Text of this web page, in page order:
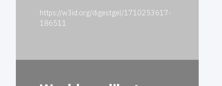
https://w3id.org/digestgel/1710253617-
186511